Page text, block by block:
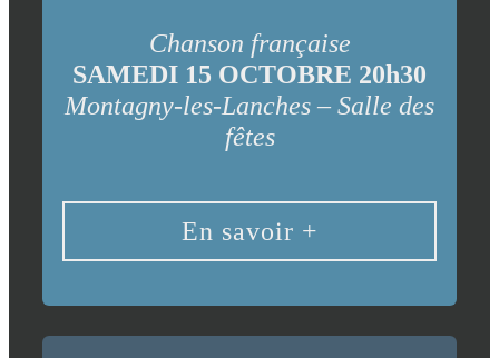
Chanson française
SAMEDI 15 OCTOBRE 20h30
Montagny-les-Lanches – Salle des
fêtes
En savoir +